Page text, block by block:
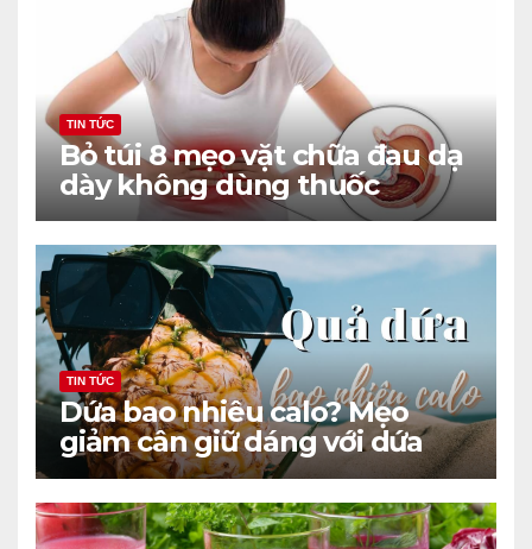
TIN TỨC
Bỏ túi 8 mẹo vặt chữa đau dạ
dày không dùng thuốc
TIN TỨC
Dứa bao nhiêu calo? Mẹo
giảm cân giữ dáng với dứa
hiệu quả